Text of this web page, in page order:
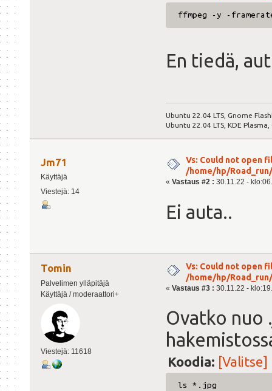
ffmpeg -y -
En tiedä,
Ubuntu 22.04 LTS, Gnome
Ubuntu 22.04 LTS, KDE
Jm71
Käyttäjä
Viestejä: 14
Vs: Could not open
/home/hp/
« Vastaus #2 : 30.11.22 -
Ei auta..
Tomin
Palvelimen ylläpitäjä
Käyttäjä / moderaattori+
Viestejä: 11618
Vs: Could not open
/home/hp/
« Vastaus #3 : 30.11.22 -
Ovatko
Koodia: [Valitse]
ls *.jpg